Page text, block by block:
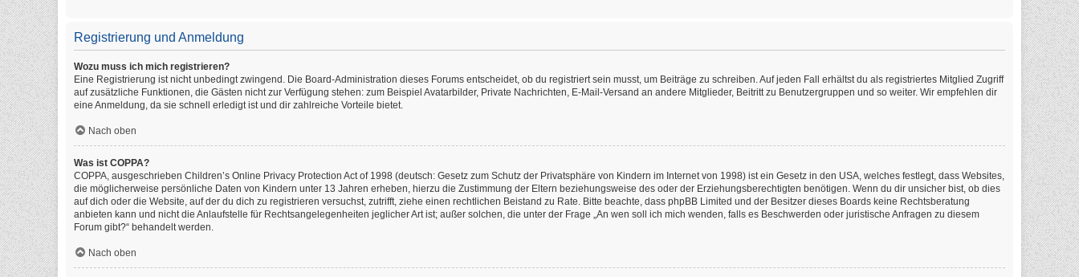
Registrierung und Anmeldung
Wozu muss ich mich registrieren?
Eine Registrierung ist nicht unbedingt zwingend. Die Board-Administration dieses Forums entscheidet, ob du registriert sein musst, um Beiträge zu schreiben. Auf jeden Fall erhältst du als registriertes Mitglied Zugriff
auf zusätzliche Funktionen, die Gästen nicht zur Verfügung stehen: zum Beispiel Avatarbilder, Private Nachrichten, E-Mail-Versand an andere Mitglieder, Beitritt zu Benutzergruppen und so weiter. Wir empfehlen dir
eine Anmeldung, da sie schnell erledigt ist und dir zahlreiche Vorteile bietet.
Nach oben
Was ist COPPA?
COPPA, ausgeschrieben Children’s Online Privacy Protection Act of 1998 (deutsch: Gesetz zum Schutz der Privatsphäre von Kindern im Internet von 1998) ist ein Gesetz in den USA, welches festlegt, dass Websites,
die möglicherweise persönliche Daten von Kindern unter 13 Jahren erheben, hierzu die Zustimmung der Eltern beziehungsweise des oder der Erziehungsberechtigten benötigen. Wenn du dir unsicher bist, ob dies
auf dich oder die Website, auf der du dich zu registrieren versuchst, zutrifft, ziehe einen rechtlichen Beistand zu Rate. Bitte beachte, dass phpBB Limited und der Besitzer dieses Boards keine Rechtsberatung
anbieten kann und nicht die Anlaufstelle für Rechtsangelegenheiten jeglicher Art ist; außer solchen, die unter der Frage „An wen soll ich mich wenden, falls es Beschwerden oder juristische Anfragen zu diesem
Forum gibt?“ behandelt werden.
Nach oben